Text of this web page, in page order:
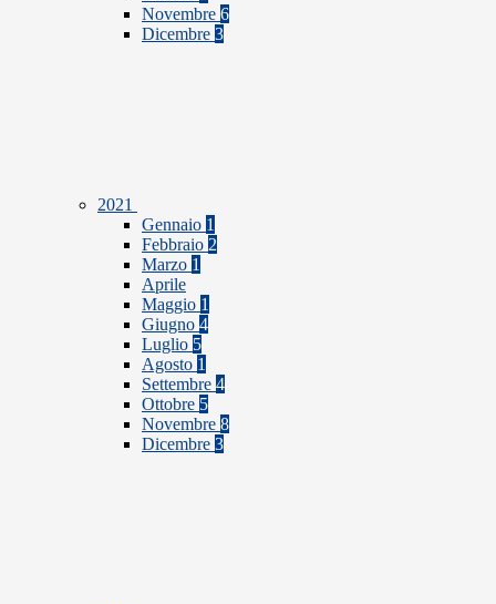
Novembre 6
Dicembre 3
2021
Gennaio 1
Febbraio 2
Marzo 1
Aprile
Maggio 1
Giugno 4
Luglio 5
Agosto 1
Settembre 4
Ottobre 5
Novembre 8
Dicembre 3